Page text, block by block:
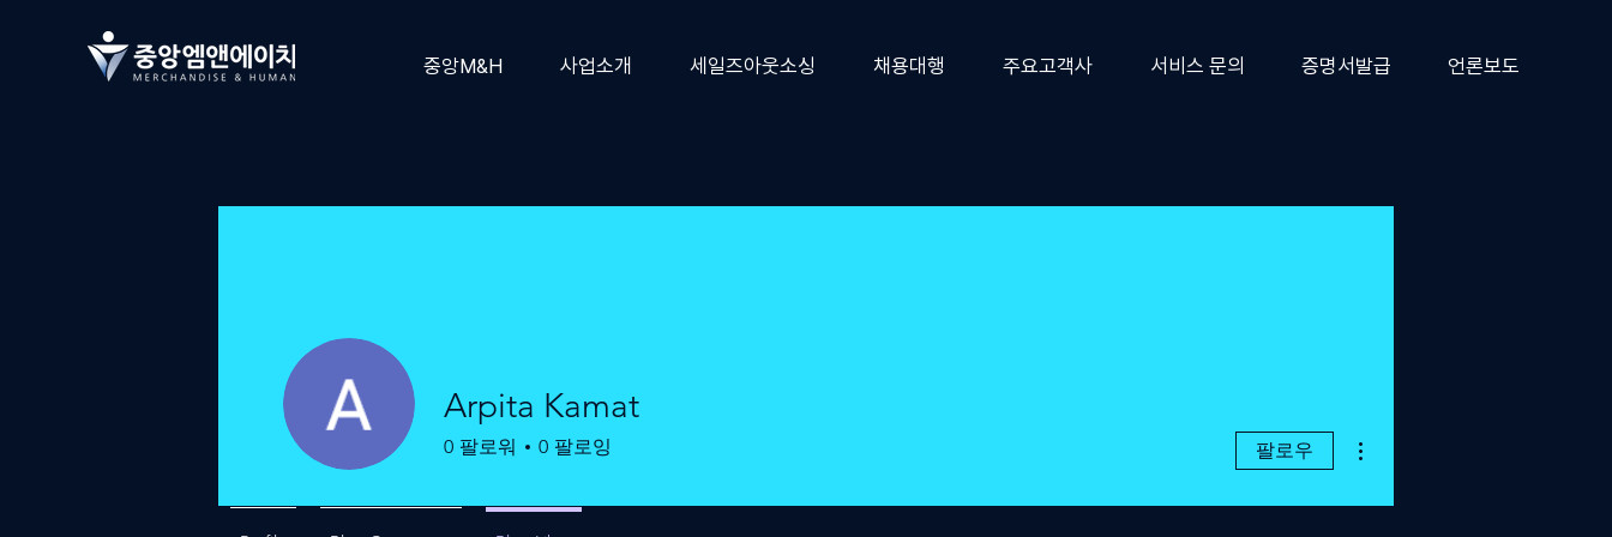
중앙M&H 사업소개 세일즈아웃소싱 채용대행 주요고객사 서비스 문의 증명서발급 언론보도
Arpita Kamat
0 팔로워 0 팔로잉 팔로우